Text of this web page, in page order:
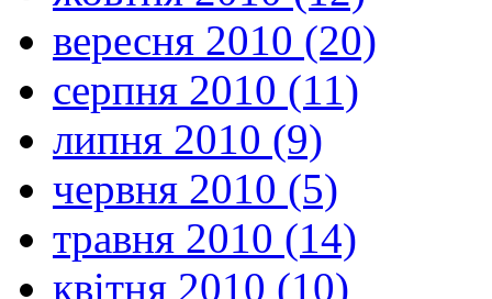
вересня 2010 (20)
серпня 2010 (11)
липня 2010 (9)
червня 2010 (5)
травня 2010 (14)
квітня 2010 (10)